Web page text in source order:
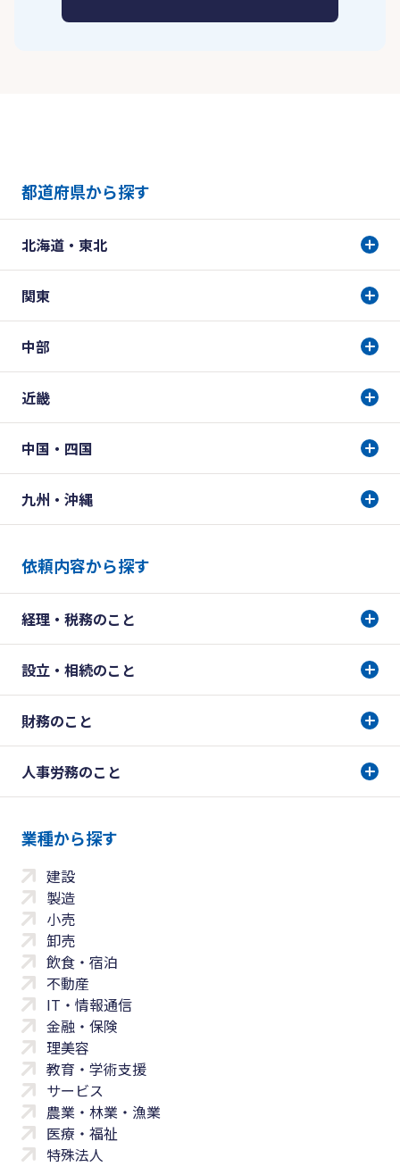
都道府県から探す
北海道・東北
関東
中部
近畿
中国・四国
九州・沖縄
依頼内容から探す
経理・税務のこと
設立・相続のこと
財務のこと
人事労務のこと
業種から探す
建設
製造
小売
卸売
飲食・宿泊
不動産
IT・情報通信
金融・保険
理美容
教育・学術支援
サービス
農業・林業・漁業
医療・福祉
特殊法人